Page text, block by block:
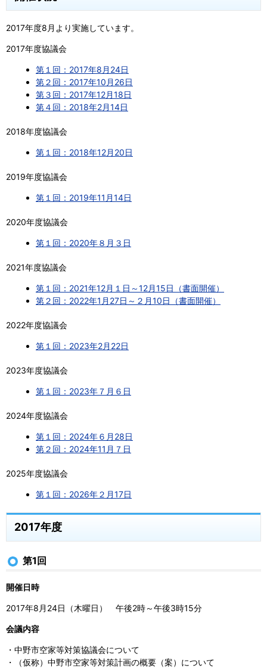
2017年度8月より実施しています。
2017年度協議会
第１回：2017年8月24日
第２回：2017年10月26日
第３回：2017年12月18日
第４回：2018年2月14日
2018年度協議会
第１回：2018年12月20日
2019年度協議会
第１回：2019年11月14日
2020年度協議会
第１回：2020年８月３日
2021年度協議会
第１回：2021年12月１日～12月15日（書面開催）
第２回：2022年1月27日～２月10日（書面開催）
2022年度協議会
第１回：2023年2月22日
2023年度協議会
第１回：2023年７月６日
2024年度協議会
第１回：2024年６月28日
第２回：2024年11月７日
2025年度協議会
第１回：2026年２月17日
2017年度
第1回
開催日時
2017年8月24日（木曜日） 午後2時～午後3時15分
会議内容
・中野市空家等対策協議会について
・（仮称）中野市空家等対策計画の概要（案）について